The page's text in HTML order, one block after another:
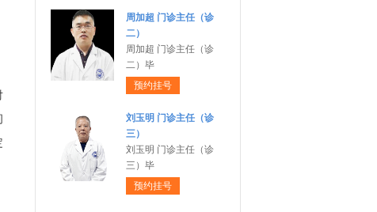
周加超 门诊主任（诊
二）
周加超 门诊主任（诊
二）毕
预约挂号
刘玉明 门诊主任（诊
三）
刘玉明 门诊主任（诊
三）毕
预约挂号